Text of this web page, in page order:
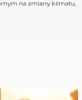
na zmiany klimatu,